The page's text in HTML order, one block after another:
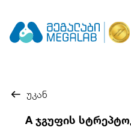
უკან
A ჯგუფის